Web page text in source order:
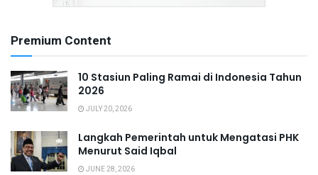
Premium Content
10 Stasiun Paling Ramai di Indonesia Tahun
2026
JULY 20, 2026
Langkah Pemerintah untuk Mengatasi PHK
Menurut Said Iqbal
JUNE 28, 2026